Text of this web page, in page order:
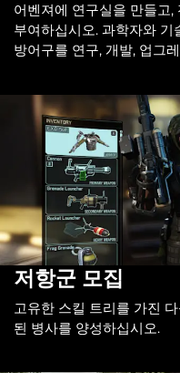
어벤져에 연구실을 만들고
부여하십시오. 과학자와
방어구를 연구, 개발, 업그
저항군 모집
고유한 스킬 트리를 가진
된 병사를 양성하십시오.